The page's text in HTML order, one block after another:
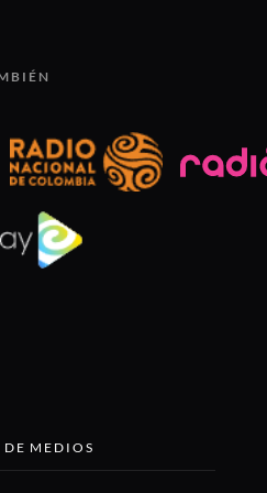
DE MEDIOS